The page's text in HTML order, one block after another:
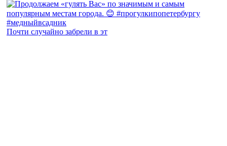
Почти случайно забрели в эт